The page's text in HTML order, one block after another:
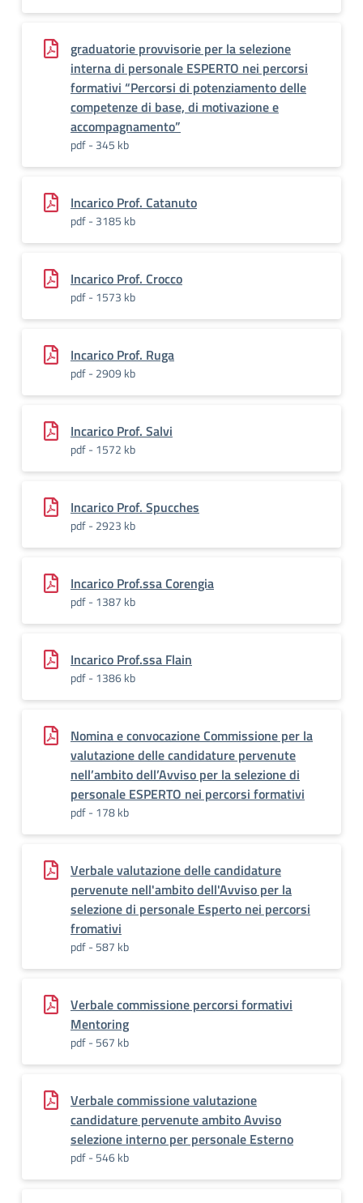
graduatorie provvisorie per la selezione
interna di personale ESPERTO nei percorsi
formativi “Percorsi di potenziamento delle
competenze di base, di motivazione e
accompagnamento”
pdf - 345 kb
Incarico Prof. Catanuto
pdf - 3185 kb
Incarico Prof. Crocco
pdf - 1573 kb
Incarico Prof. Ruga
pdf - 2909 kb
Incarico Prof. Salvi
pdf - 1572 kb
Incarico Prof. Spucches
pdf - 2923 kb
Incarico Prof.ssa Corengia
pdf - 1387 kb
Incarico Prof.ssa Flain
pdf - 1386 kb
Nomina e convocazione Commissione per la
valutazione delle candidature pervenute
nell’ambito dell’Avviso per la selezione di
personale ESPERTO nei percorsi formativi
pdf - 178 kb
Verbale valutazione delle candidature
pervenute nell'ambito dell'Avviso per la
selezione di personale Esperto nei percorsi
fromativi
pdf - 587 kb
Verbale commissione percorsi formativi
Mentoring
pdf - 567 kb
Verbale commissione valutazione
candidature pervenute ambito Avviso
selezione interno per personale Esterno
pdf - 546 kb